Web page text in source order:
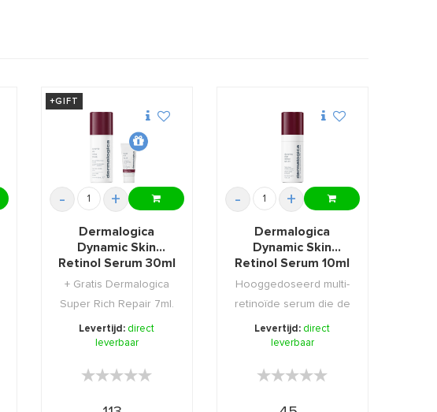
+GIFT
- +
Dermalogica
Dynamic Skin
Retinol Serum 30ml
+GIFT
+ Gratis Dermalogica
Super Rich Repair 7ml.
Levertijd: direct
leverbaar
★★★★★
★★★★★
- +
Dermalogica
Dynamic Skin
Retinol Serum 10ml
Hooggedoseerd multi-
retinoïde serum die de
4 tekenen van hu ...
Levertijd: direct
leverbaar
★★★★★
★★★★★